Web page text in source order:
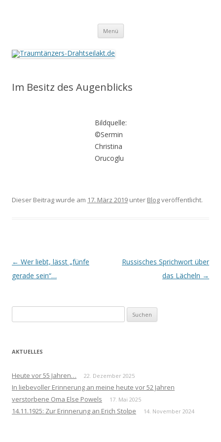
Menü Springe
Inhalt
Im Besitz des Augenblicks
Bildquelle:
©Sermin
Christina
Orucoglu
Dieser Beitrag wurde am 17. März 2019 unter Blogveröffentlicht.
Beitrags-
Navigation
← Wer liebt, lässt „fünfe
gerade sein“…
Russisches Sprichwort über
das Lächeln →
nach:
AKTUELLES
Heute vor 55 Jahren… 22. Dezember 2025
In liebevoller Erinnerung an meine heute vor 52 Jahren
verstorbene Oma Else Powels
17. Mai 2025
14.11.1925: Zur Erinnerung an Erich Stolpe 14. November 2024